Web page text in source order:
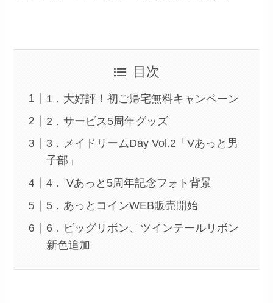
目次
1．大好評！初ご帰宅無料キャンペーン
2．サービス5周年グッズ
3．メイドリームDay Vol.2「Vあっと男
子部」
4． Vあっと5周年記念フォト背景
5．あっとコインWEB販売開始
6．ビッグリボン、ツインテールリボン
新色追加